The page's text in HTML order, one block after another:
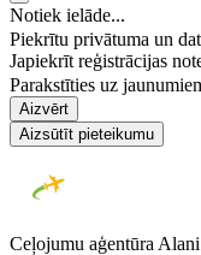
Notiek ielāde...
Piekrītu privātuma un
Japiekrīt reģistrācijas
Parakstīties uz
Aizvērt
Aizsūtīt pieteikumu
Ceļojumu aģentūra